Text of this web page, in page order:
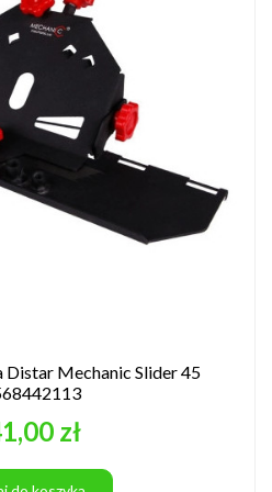
Mechanic Slider 45
zł